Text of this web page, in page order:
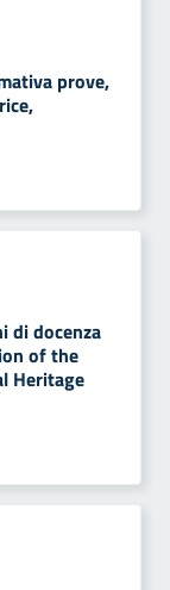
prove,
di docenza
of the
Heritage